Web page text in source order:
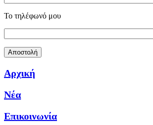
Το τηλέφωνό μου
Αρχική
Νέα
Επικοινωνία